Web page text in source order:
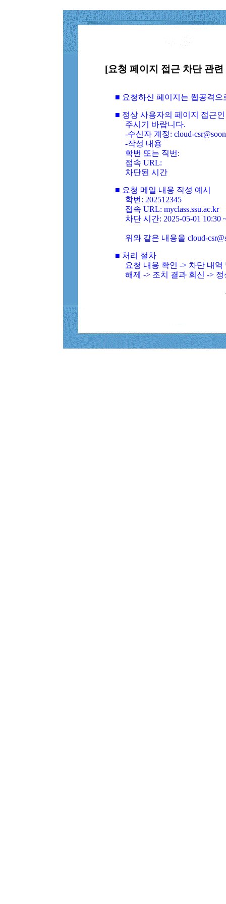
[요청 페이지 접근 차단 관
■ 요청하신 페이지는 웹공격
■ 정상 사용자의 페이지 접근
주시기 바랍니다.
-수신자 계정: cloud-
-작성 내용
학번 또는 직번:
접속 URL:
차단된 시간
■ 요청 메일 내용 작성 예시
학번: 202512345
접속 URL: myclass.ssu.ac.kr
차단 시간: 2025-05-01 10:30
위와 같은 내용을 cloud-
■ 처리 절차
요청 내용 확인 -> 차단 내
해제 -> 조치 결과 회신 ->